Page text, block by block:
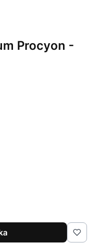
Procyon -